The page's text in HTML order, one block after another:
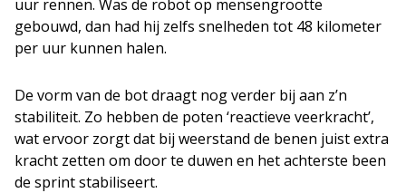
uur rennen. Was de robot op mensengrootte
gebouwd, dan had hij zelfs snelheden tot 48 kilometer
per uur kunnen halen.
De vorm van de bot draagt nog verder bij aan z’n
stabiliteit. Zo hebben de poten ‘reactieve veerkracht’,
wat ervoor zorgt dat bij weerstand de benen juist extra
kracht zetten om door te duwen en het achterste been
de sprint stabiliseert.